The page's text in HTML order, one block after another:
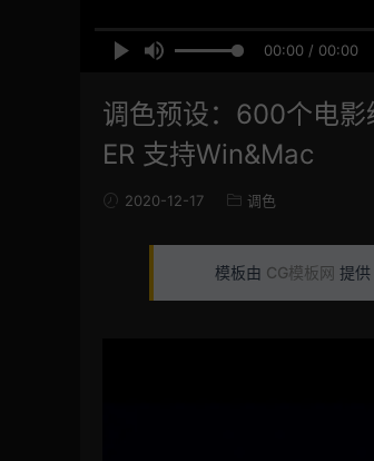
00:00 / 00:00
调色预设：600个电影
ER 支持Win&Mac
2020-12-17 调色
模板由 CG模板网 提